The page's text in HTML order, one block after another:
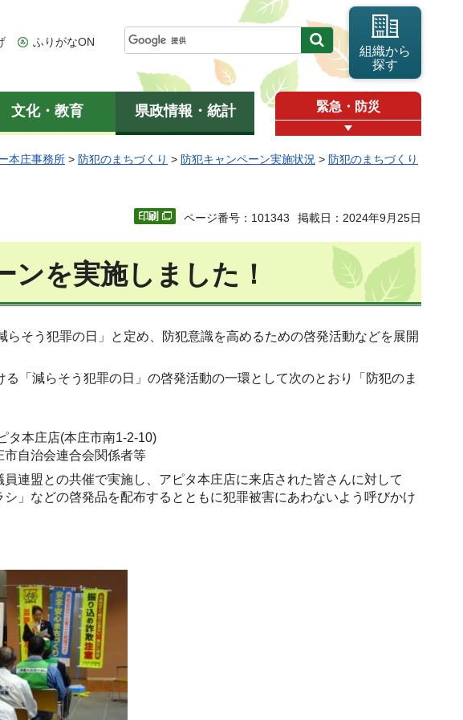
ふりがなON
組織から
探す
文化・教育 県政情報・統計 緊急・防災
本庄事務所 > 防犯のまちづくり > 防犯キャンペーン実施状況 > 防犯のまちづくり
ページ番号：101343 掲載日：2024年9月25日
ンを実施しました！
そう犯罪の日」と定め、防犯意識を高めるための啓発活動などを展開
「減らそう犯罪の日」の啓発活動の一環として次のとおり「防犯のま
タ本庄店(本庄市南1-2-10)
自治会連合会関係者等
連盟との共催で実施し、アピタ本庄店に来店された皆さんに対して
」などの啓発品を配布するとともに犯罪被害にあわないよう呼びかけ